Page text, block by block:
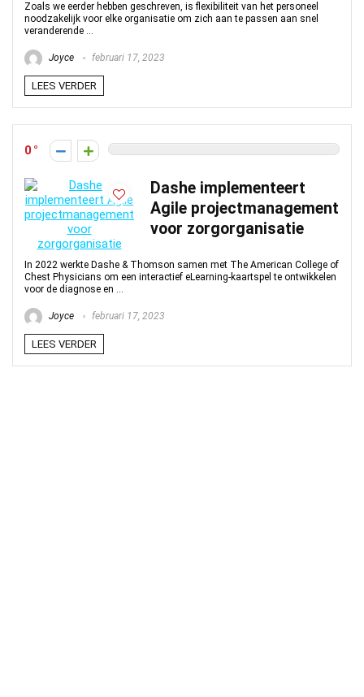
Zoals we eerder hebben geschreven, is flexibiliteit van het personeel
noodzakelijk voor elke organisatie om zich aan te passen aan snel
veranderende ...
Joyce februari 17, 2023
LEES VERDER
0
Dashe implementeert
Agile projectmanagement
voor zorgorganisatie
In 2022 werkte Dashe & Thomson samen met The American College of
Chest Physicians om een ​​interactief eLearning-kaartspel te ontwikkelen
voor de diagnose en ...
Joyce februari 17, 2023
LEES VERDER